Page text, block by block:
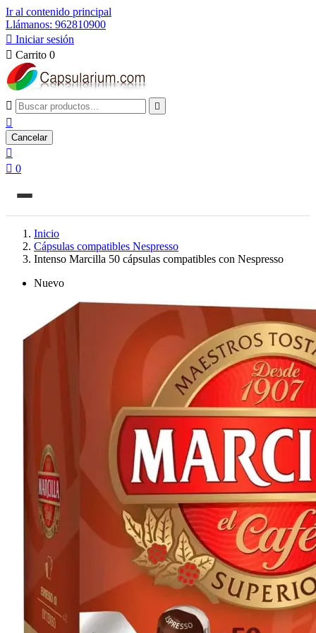
Ir al contenido principal
Llámanos: 962810900
 Iniciar sesión
 Carrito 0
 

Cancelar

 0
Inicio
Cápsulas compatibles Nespresso
Intenso Marcilla 50 cápsulas compatibles con Nespresso
Nuevo